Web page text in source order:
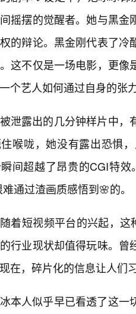
摇摆的觉醒者。她与黑
的辩论。黑金刚代表了
这不仅是一场电影，更
个艺人如何通过自身的张
泄露出的几分钟样片中，
喉咙，她没有露出恐惧
间超越了昂贵的CGI特
通过渣画质感悟到🌸的。
着短视频平台的兴起，这
行业现状却值得玩味。
在，碎片化的信息让人们
本人似乎早已看透了这一